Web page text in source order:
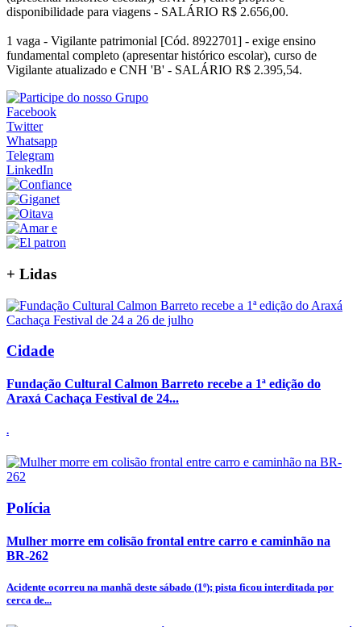
disponibilidade para viagens - SALÁRIO R$ 2.656,00.
1 vaga - Vigilante patrimonial [Cód. 8922701] - exige ensino
fundamental completo (apresentar histórico escolar), curso de
Vigilante atualizado e CNH 'B' - SALÁRIO R$ 2.395,54.
Facebook
Twitter
Whatsapp
Telegram
LinkedIn
+ Lidas
Cidade
Fundação Cultural Calmon Barreto recebe a 1ª edição do
Araxá Cachaça Festival de 24...
.
Polícia
Mulher morre em colisão frontal entre carro e caminhão na
BR-262
Acidente ocorreu na manhã deste sábado (1º); pista ficou interditada por
cerca de...